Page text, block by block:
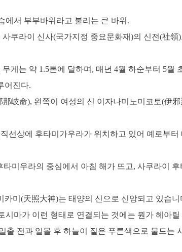
에서 부부바위라고 불리는 큰 바위.
쿠라이 신사(국가지정 중요문화재)의 신전(社領
게는 약 1.5톤에 달하며, 매년 4월 하순부터 5월
어진다.
岐命), 왼쪽이 여성의 신 이자나미노미코토(伊
선상에 후타미가우라가 위치하고 있어 예로부터
미우라의 중심에서 아침 해가 뜨고, 사쿠라이
미(天照大神)는 태양의 신으로 신앙되고 있습니
마가 이런 형태로 연결되는 것에는 뭔가 헤아
전과 일몰 후 하늘이 짙은 푸른색으로 물드는